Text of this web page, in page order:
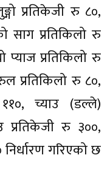
प्रतिकेजी रु ८०,
साग प्रतिकिलो रु
प्याज प्रतिकिलो रु
प्रतिकिलो रु ८०,
च्याउ (डल्ले)
प्रतिकेजी रु ३००,
गरिएको छ